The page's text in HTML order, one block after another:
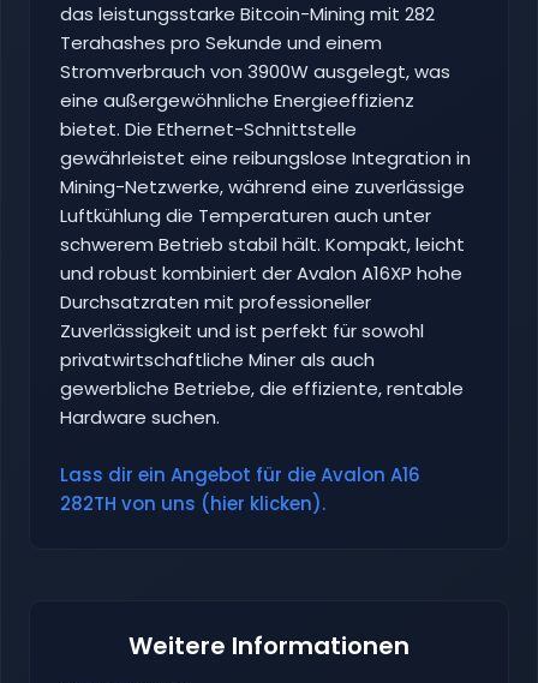
das leistungsstarke Bitcoin-Mining mit 282
Terahashes pro Sekunde und einem
Stromverbrauch von 3900W ausgelegt, was
eine außergewöhnliche Energieeffizienz
bietet. Die Ethernet-Schnittstelle
gewährleistet eine reibungslose Integration in
Mining-Netzwerke, während eine zuverlässige
Luftkühlung die Temperaturen auch unter
schwerem Betrieb stabil hält. Kompakt, leicht
und robust kombiniert der Avalon A16XP hohe
Durchsatzraten mit professioneller
Zuverlässigkeit und ist perfekt für sowohl
privatwirtschaftliche Miner als auch
gewerbliche Betriebe, die effiziente, rentable
Hardware suchen.
Lass dir ein Angebot für die Avalon A16
282TH von uns (hier klicken).
Weitere Informationen